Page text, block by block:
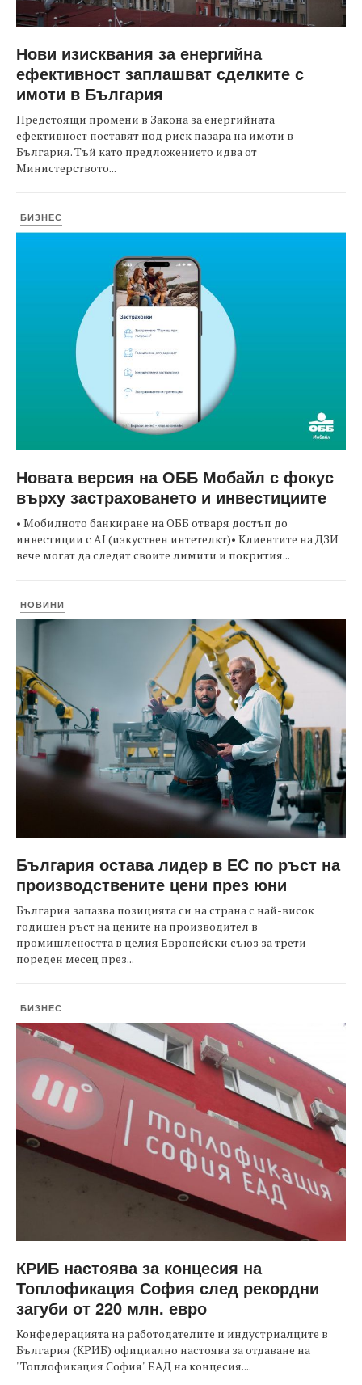
Нови изисквания за енергийна
ефективност заплашват сделките с
имоти в България
Предстоящи промени в Закона за енергийната
ефективност поставят под риск пазара на имоти в
България. Тъй като предложението идва от
Министерството...
БИЗНЕС
Новата версия на ОББ Мобайл с фокус
върху застраховането и инвестициите
• Мобилното банкиране на ОББ отваря достъп до
инвестиции с AI (изкуствен интетелкт)• Клиентите на ДЗИ
вече могат да следят своите лимити и покрития...
НОВИНИ
България остава лидер в ЕС по ръст на
производствените цени през юни
България запазва позицията си на страна с най-висок
годишен ръст на цените на производител в
промишлеността в целия Европейски съюз за трети
пореден месец през...
БИЗНЕС
КРИБ настоява за концесия на
Топлофикация София след рекордни
загуби от 220 млн. евро
Конфедерацията на работодателите и индустриалците в
България (КРИБ) официално настоява за отдаване на
"Топлофикация София" ЕАД на концесия....